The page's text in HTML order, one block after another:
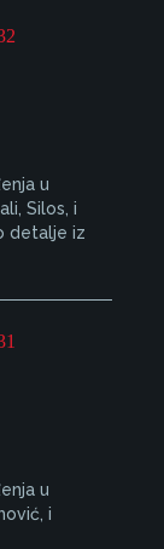
u
Silos, i
detalje iz
u
i